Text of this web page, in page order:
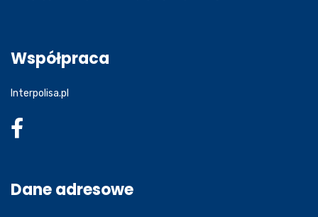
Współpraca
Interpolisa.pl
Dane adresowe